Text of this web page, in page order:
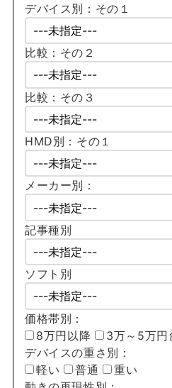
デバイス別：その１
比較：その２
比較：その３
HMD別：その１
メーカー別：
記事種別
ソフト別
価格帯別：
8万円以降
3万～5万円
デバイスの重さ別：
軽い
普通
重い